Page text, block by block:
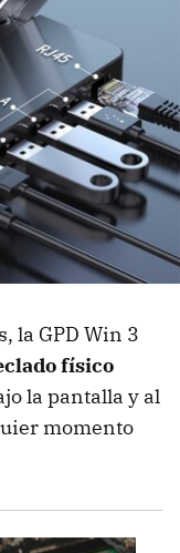
la GPD Win 3
físico
la pantalla y al
momento